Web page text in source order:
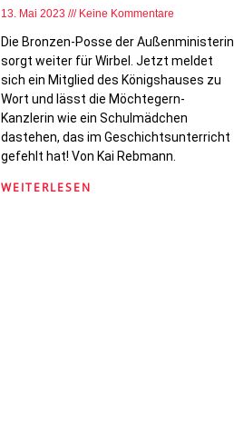
13. Mai 2023 Keine Kommentare
Die Bronzen-Posse der Außenministerin
sorgt weiter für Wirbel. Jetzt meldet
sich ein Mitglied des Königshauses zu
Wort und lässt die Möchtegern-
Kanzlerin wie ein Schulmädchen
dastehen, das im Geschichtsunterricht
gefehlt hat! Von Kai Rebmann.
WEITERLESEN